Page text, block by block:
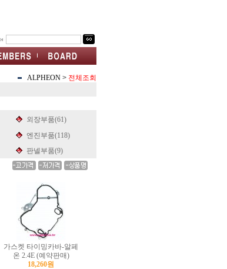
ALPHEON > 전체조회
외장부품(61)
엔진부품(118)
판넬부품(9)
가스켓 타이밍카바-알페
온 2.4E (예약판매)
18,260원